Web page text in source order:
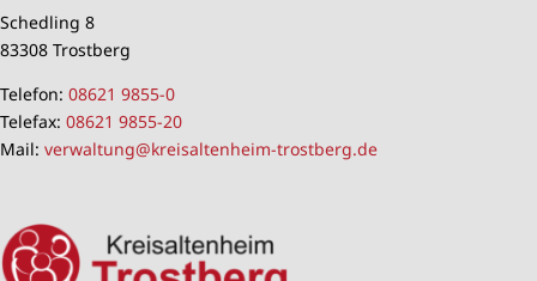
Schedling 8
83308 Trostberg
Telefon: 08621 9855-0
Telefax: 08621 9855-20
Mail: verwaltung@kreisaltenheim-trostberg.de